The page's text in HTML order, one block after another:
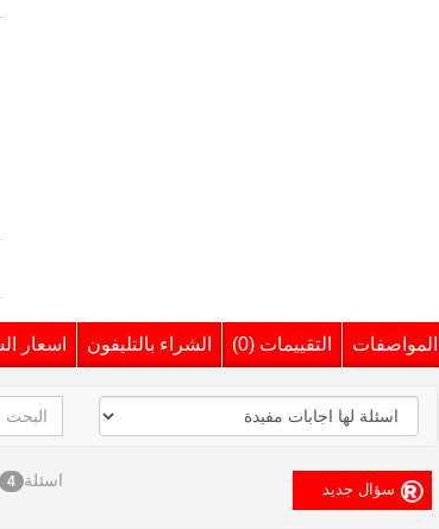
المواصفات التقييمات (0) الشراء بالتليفون اسعار
اسئلة 4